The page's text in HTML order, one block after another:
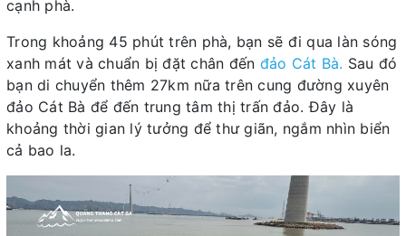
cạnh phà.
Trong khoảng 45 phút trên phà, bạn sẽ đi qua làn sóng
xanh mát và chuẩn bị đặt chân đến đảo Cát Bà. Sau đó
bạn di chuyển thêm 27km nữa trên cung đường xuyên
đảo Cát Bà để đến trung tâm thị trấn đảo. Đây là
khoảng thời gian lý tưởng để thư giãn, ngắm nhìn biển
cả bao la.